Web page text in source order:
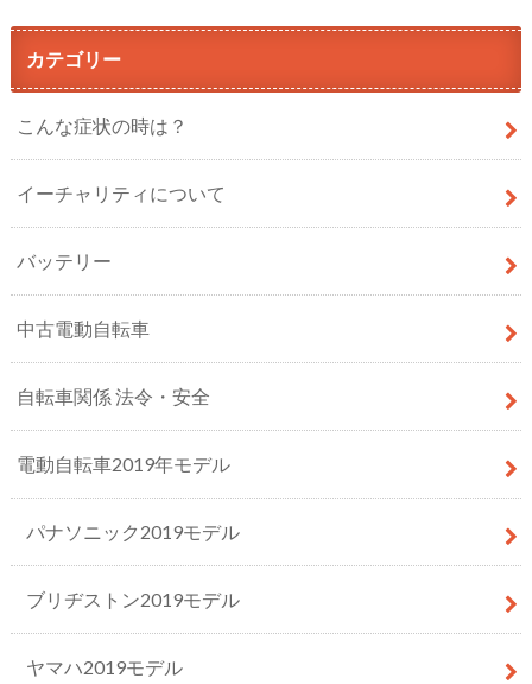
カテゴリー
こんな症状の時は？
イーチャリティについて
バッテリー
中古電動自転車
自転車関係 法令・安全
電動自転車2019年モデル
パナソニック2019モデル
ブリヂストン2019モデル
ヤマハ2019モデル